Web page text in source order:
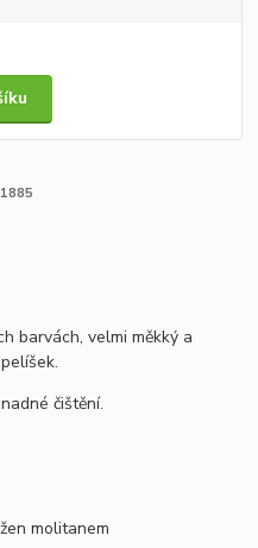
barvách, velmi měkký a
čištění.
molitanem